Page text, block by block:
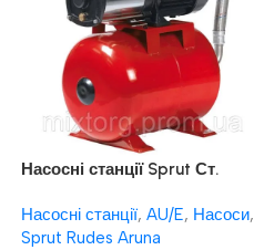
Насосні станції Sprut Ст.
Насосні станції, AU/E, Насоси,
Sprut Rudes Aruna